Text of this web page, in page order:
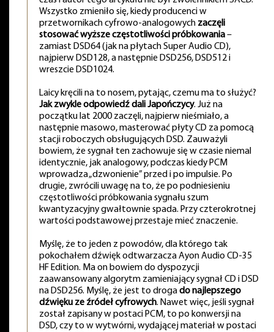
Wszystko zmieniło się, kiedy producenci w
przetwornikach cyfrowo-analogowych zaczęli
stosować wyższe częstotliwości próbkowania–
zamiast DSD64 (jak na płytach Super Audio CD),
najpierw DSD128, a następnie DSD256, DSD512 i
wreszcie DSD1024.
Laicy kręcili na to nosem, pytając, czemu ma to służyć?
Jak zwykle odpowiedź dali Japończycy. Już na
początku lat 2000 zaczęli, najpierw nieśmiało, a
następnie masowo, masterować płyty CD za pomocą
stacji roboczych obsługujących DSD. Zauważyli
bowiem, że sygnał ten zachowuje się w czasie niemal
identycznie, jak analogowy, podczas kiedy PCM
wprowadza „dzwonienie” przed i po impulsie. Po
drugie, zwrócili uwagę na to, że po podniesieniu
częstotliwości próbkowania sygnału szum
kwantyzacyjny gwałtownie spada. Przy czterokrotnej
wartości podstawowej przestaje mieć znaczenie.
Myślę, że to jeden z powodów, dla którego tak
pokochałem dźwięk odtwarzacza Ayon Audio CD-35
HF Edition. Ma on bowiem do dyspozycji
zaawansowany algorytm zamieniający sygnał CD i DSD
na DSD256. Myślę, że jest to drogado najlepszego
dźwięku ze źródeł cyfrowych. Nawet więc, jeśli sygnał
został zapisany w postaci PCM, to po konwersji na
DSD, czy to w wytwórni, wydającej materiał w postaci